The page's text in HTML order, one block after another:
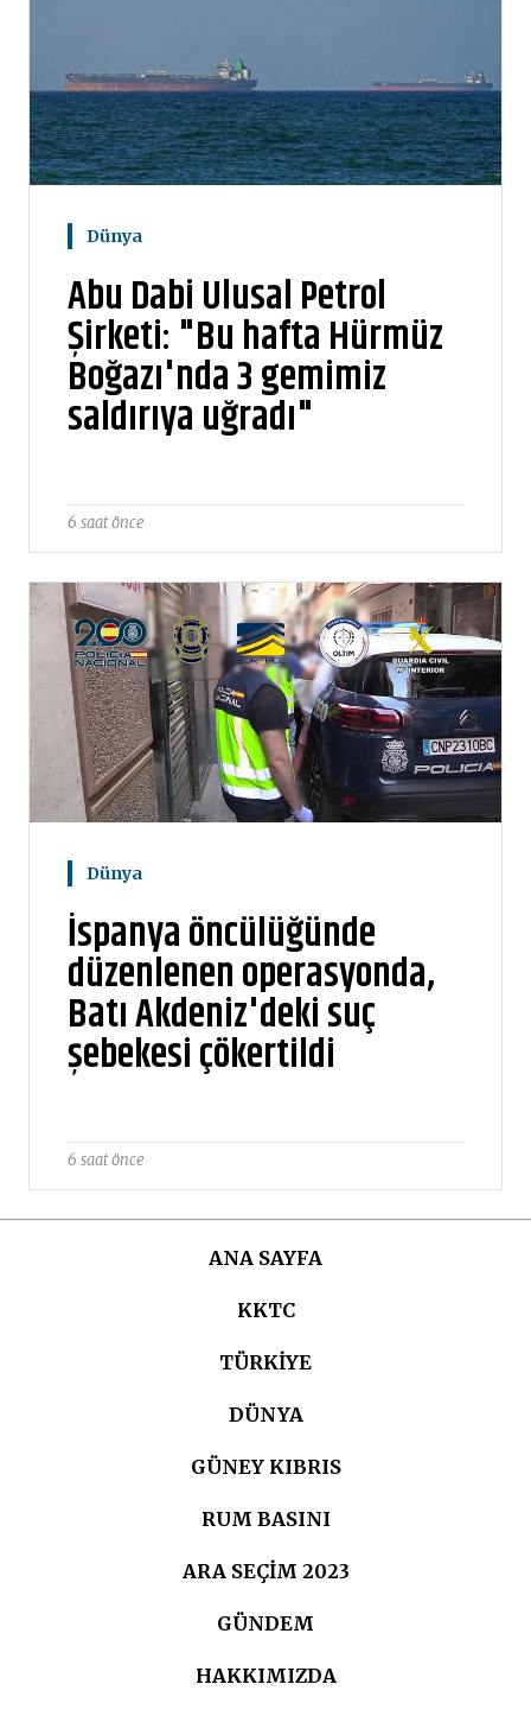
Dünya
Abu Dabi Ulusal Petrol
Şirketi: "Bu hafta Hürmüz
Boğazı'nda 3 gemimiz
saldırıya uğradı"
6 saat önce
Dünya
İspanya öncülüğünde
düzenlenen operasyonda,
Batı Akdeniz'deki suç
şebekesi çökertildi
6 saat önce
ANA SAYFA
KKTC
TÜRKIYE
DÜNYA
GÜNEY KIBRIS
RUM BASINI
ARA SEÇIM 2023
GÜNDEM
HAKKIMIZDA